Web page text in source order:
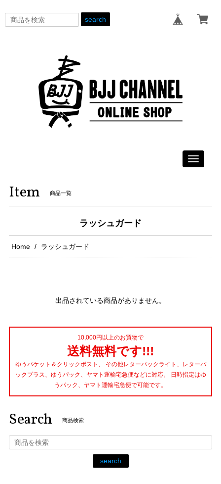
search
Toggle
Item 商品一覧
ラッシュガード
Home ラッシュガード
出品されている商品がありません。
10,000円以上のお買物で
送料無料です!!!
ゆうパケット＆クリックポスト、 その他レターパックライト、レターパ
ックプラス、ゆうパック、ヤマト運輸宅急便などに対応。 日時指定はゆ
うパック、ヤマト運輸宅急便で可能です。
Search 商品検索
search